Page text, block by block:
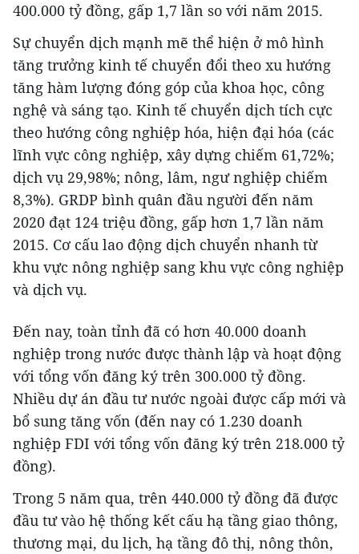
400.000 tỷ đồng, gấp 1,7 lần so với năm 2015.
Sự chuyển dịch mạnh mẽ thể hiện ở mô hình
tăng trưởng kinh tế chuyển đổi theo xu hướng
tăng hàm lượng đóng góp của khoa học, công
nghệ và sáng tạo. Kinh tế chuyển dịch tích cực
theo hướng công nghiệp hóa, hiện đại hóa (các
lĩnh vực công nghiệp, xây dựng chiếm 61,72%;
dịch vụ 29,98%; nông, lâm, ngư nghiệp chiếm
8,3%). GRDP bình quân đầu người đến năm
2020 đạt 124 triệu đồng, gấp hơn 1,7 lần năm
2015. Cơ cấu lao động dịch chuyển nhanh từ
khu vực nông nghiệp sang khu vực công nghiệp
và dịch vụ.
Đến nay, toàn tỉnh đã có hơn 40.000 doanh
nghiệp trong nước được thành lập và hoạt động
với tổng vốn đăng ký trên 300.000 tỷ đồng.
Nhiều dự án đầu tư nước ngoài được cấp mới và
bổ sung tăng vốn (đến nay có 1.230 doanh
nghiệp FDI với tổng vốn đăng ký trên 218.000 tỷ
đồng).
Trong 5 năm qua, trên 440.000 tỷ đồng đã được
đầu tư vào hệ thống kết cấu hạ tầng giao thông,
thương mại, du lịch, hạ tầng đô thị, nông thôn,